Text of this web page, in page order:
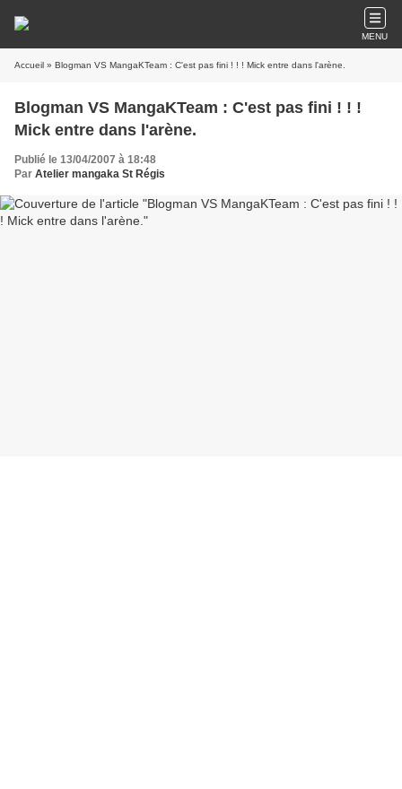
MENU
Accueil » Blogman VS MangaKTeam : C'est pas fini ! ! ! Mick entre dans l'arène.
Blogman VS MangaKTeam : C'est pas fini ! ! !
Mick entre dans l'arène.
Publié le 13/04/2007 à 18:48
Par Atelier mangaka St Régis